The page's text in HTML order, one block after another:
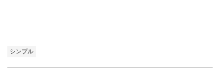
シンプル